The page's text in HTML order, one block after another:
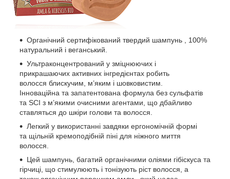
Органічний сертифікований твердий шампунь , 100%
натуральний і веганський.
Ультраконцентрований у зміцнюючих і
прикрашаючих активних інгредієнтах робить
волосся блискучим, м’яким і шовковистим.
Інноваційна та запатентована формула без сульфатів
та SCI з м’якими очисними агентами, що дбайливо
ставляться до шкіри голови та волосся.
Легкий у використанні завдяки ергономічній формі
та щільній кремоподібній піні для ніжного миття
волосся.
Цей шампунь, багатий органічними оліями гібіскуса та
гірчиці, що стимулюють і тонізують ріст волосся, а